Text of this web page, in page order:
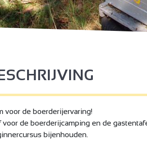
voor de boerderijervaring!
voor de boerderijcamping en de
bijenhouden.